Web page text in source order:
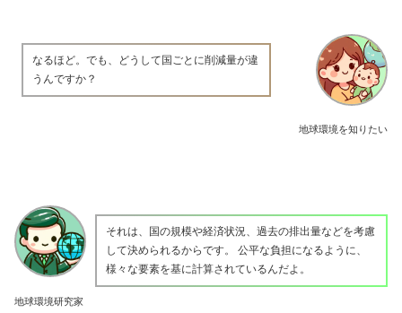
地球環境を知りたい
なるほど。でも、どうして国ごとに削減量が違
うんですか？
地球環境研究家
それは、国の規模や経済状況、過去の排出量などを考慮
して決められるからです。 公平な負担になるように、
様々な要素を基に計算されているんだよ。